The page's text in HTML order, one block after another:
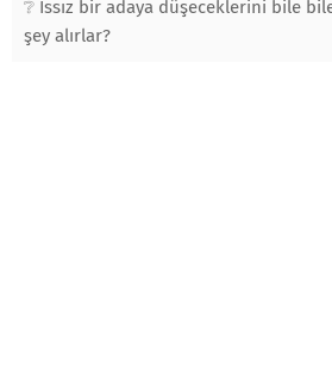
Issız bir adaya düşeceklerini bile
şey alırlar?